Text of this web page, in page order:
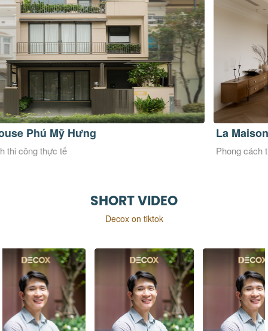
La Maison Douce
Phong cách thiết kế Đương đại
SHORT VIDEO
Decox on tiktok